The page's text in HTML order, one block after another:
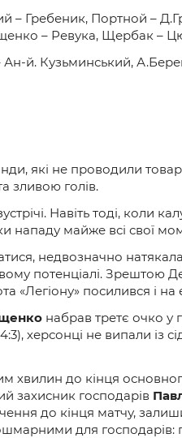
– Гребеник, Портной –
– Ревука, Щербак –
Ан-й. Кузьминський,
які не проводили
зливою голів.
Навіть тоді, коли
нападу майже всі свої
недвозначно
потенціалі.
«Легіону» посилився і на
набрав третє очко у
херсонці не випали із
хвилин до кінця
захисник господарів
до кінця матчу,
для господарів: